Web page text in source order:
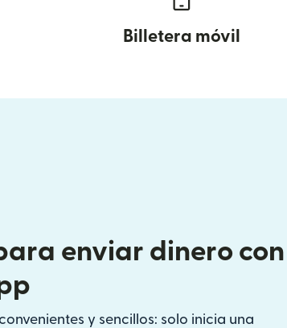
Billetera móvil
enviar dinero con
y sencillos: solo inicia una